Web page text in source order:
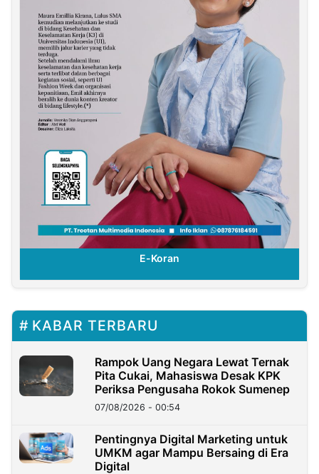
E-Koran
KABAR TERBARU
Rampok Uang Negara Lewat Ternak
Pita Cukai, Mahasiswa Desak KPK
Periksa Pengusaha Rokok Sumenep
07/08/2026 - 00:54
Pentingnya Digital Marketing untuk
UMKM agar Mampu Bersaing di Era
Digital